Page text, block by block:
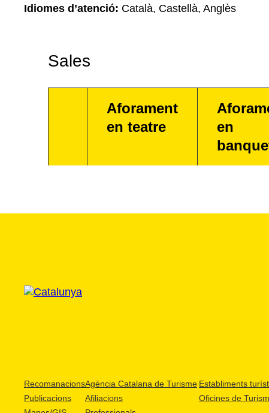
Idiomes d’atenció: Català, Castellà, Anglès
Sales
Aforament
en teatre
en
Recomanacions
Publicacions
Agència Catalana de Turisme
Afiliacions
Establiments
Oficines de